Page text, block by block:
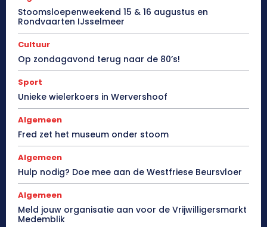
Stoomsloepenweekend 15 & 16 augustus en
Rondvaarten IJsselmeer
Cultuur
Op zondagavond terug naar de 80’s!
Sport
Unieke wielerkoers in Wervershoof
Algemeen
Fred zet het museum onder stoom
Algemeen
Hulp nodig? Doe mee aan de Westfriese Beursvloer
Algemeen
Meld jouw organisatie aan voor de Vrijwilligersmarkt
Medemblik